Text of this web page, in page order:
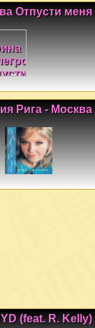
Отпусти меня
Рига - Москва
(feat. R. Kelly)